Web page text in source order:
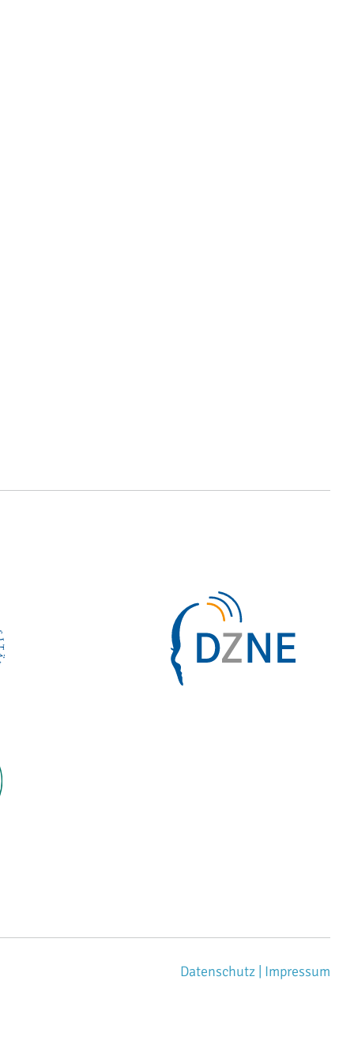
Impressum
Datenschutz |